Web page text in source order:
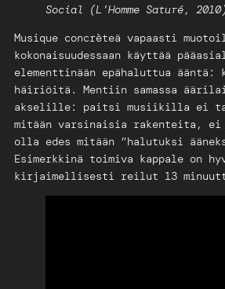
Social (L’Homme Saturé,
Musique concrèteä vapaasti
kokonaisuudessaan käyttää
elementtinään epähaluttua ääntä:
häiriöitä. Mentiin samassa
akselille: paitsi musiikilla ei
mitään varsinaisia rakenteita,
olla edes mitään “halutuksi
Esimerkkinä toimiva kappale on
kirjaimellisesti reilut 13